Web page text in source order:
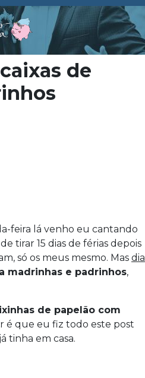
de
feira lá venho eu cantando
tirar 15 dias de férias depois
só os meus mesmo. Mas dia
madrinhas e padrinhos,
de papelão com
é que eu fiz todo este post
tinha em casa.